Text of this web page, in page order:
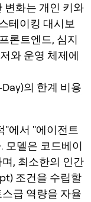
변화는 개인 키와
테이킹 대시보
론트엔드, 심지
와 운영 체제에
의 한계 비용
"에서 "에이전트
모델은 코드베이
, 최소한의 인간
조건을 수립할
급 역량을 자율